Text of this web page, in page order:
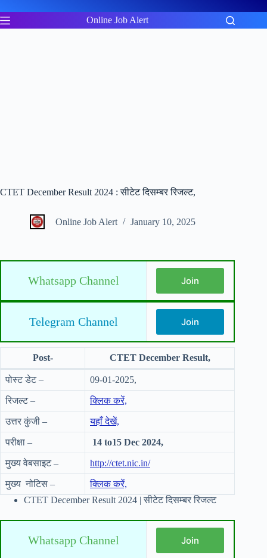
to
content
Online Job Alert
CTET December Result 2024 : सीटेट दिसम्बर रिजल्ट,
Online Job Alert January 10, 2025
Whatsapp Channel Join
Telegram Channel Join
Post- CTET December Result,
पोस्ट डेट – 09-01-2025,
रिजल्ट – क्लिक करें,
उत्तर कुंजी – यहाँ देखें,
परीक्षा – 14 to15 Dec 2024,
मुख्य वेबसाइट – http://ctet.nic.in/
मुख्य नोटिस –
क्लिक करें,
CTET December Result 2024 | सीटेट दिसम्बर रिजल्ट
Whatsapp Channel Join